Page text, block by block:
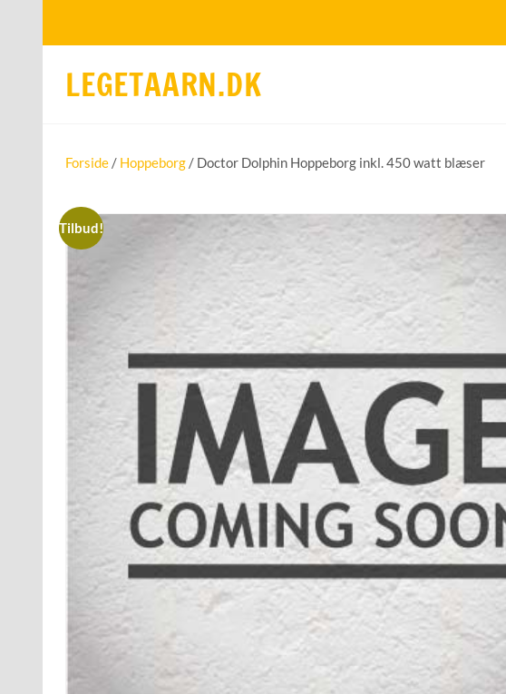
LEGETAARN.DK
Forside / Hoppeborg / Doctor Dolphin Hoppeborg inkl. 450 watt blæser
Tilbud!